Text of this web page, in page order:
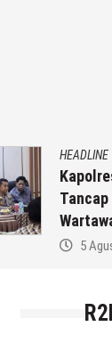
HEADLINE
5